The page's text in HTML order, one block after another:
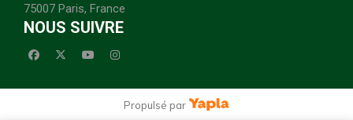
75007 Paris, France
NOUS SUIVRE
facebookx-twitteryoutubeinstagram
Propulsé par